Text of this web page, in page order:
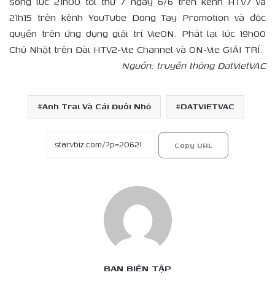
21h15 trên kênh YouTube Dong Tay Promotion và độc
quyền trên ứng dụng giải trí VieON. Phát lại lúc 19h00
Chủ Nhật trên Đài HTV2-Vie Channel và ON-Vie GIẢI TRÍ.
Nguồn: truyền thông DatVietVAC
Anh Trai Và Cái Đuôi Nhỏ DATVIETVAC
Copy URL
BAN BIÊN TẬP